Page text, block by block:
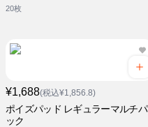
20枚
¥1,688(税込¥1,856.8)
ポイズパッド レギュラーマルチパ
ック